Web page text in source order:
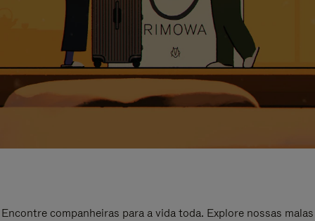
Encontre companheiras para a vida toda. Explore nossas malas